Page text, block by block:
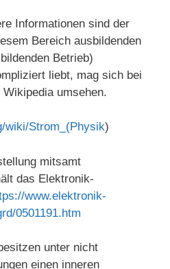
Informationen sind der
Bereich ausbildenden
Betrieb)
liebt, mag sich bei
umsehen.
wiki/Strom_(Physik)
mitsamt
das Elektronik-
www.elektronik-
0501191.htm
unter nicht
einen inneren